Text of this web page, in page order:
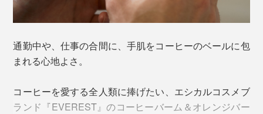
通勤中や、仕事の合間に、手肌をコーヒーのベールに包
まれる心地よさ。
コーヒーを愛する全人類に捧げたい、エシカルコスメブ
ランド『EVEREST』のコーヒーバーム＆オレンジバー